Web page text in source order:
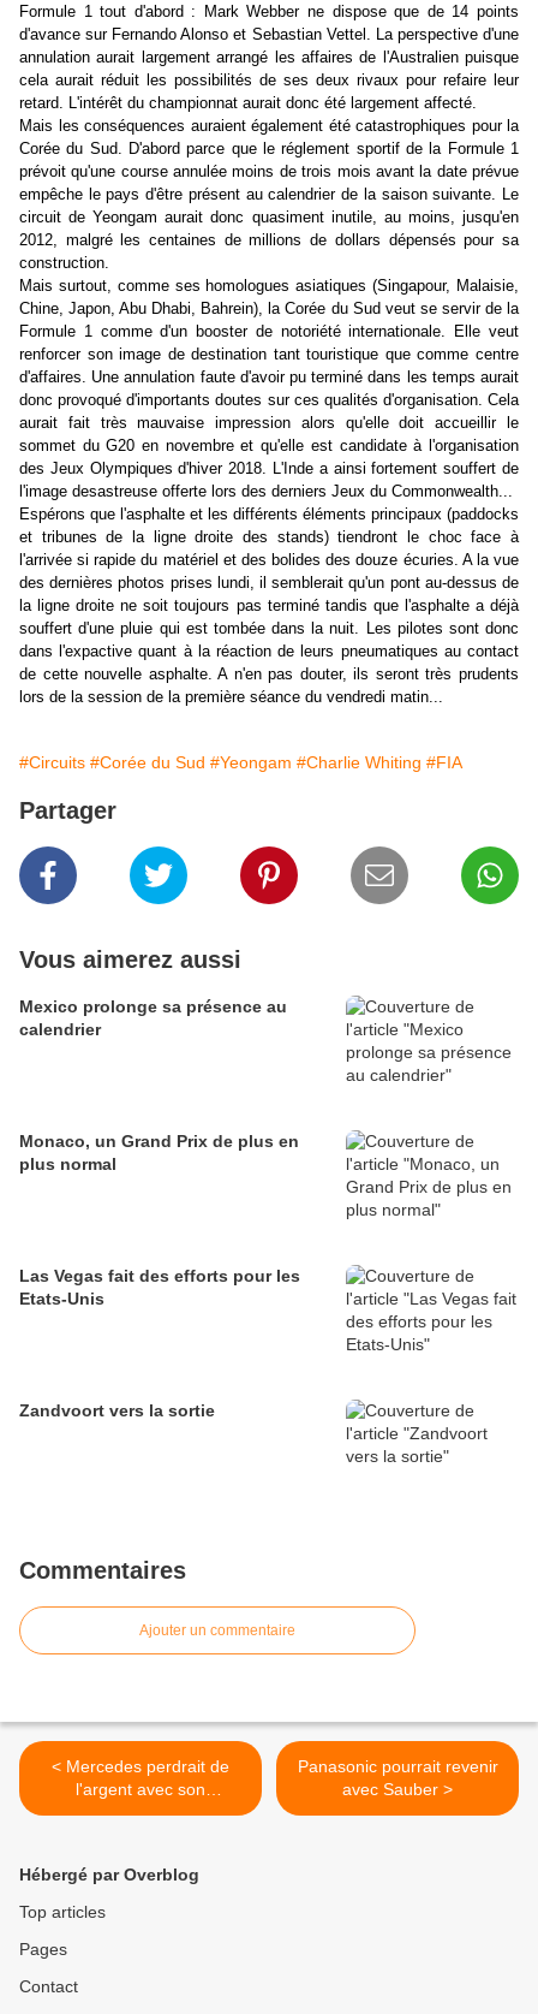
Formule 1 tout d'abord : Mark Webber ne dispose que de 14 points
d'avance sur Fernando Alonso et Sebastian Vettel. La perspective d'une
annulation aurait largement arrangé les affaires de l'Australien puisque
cela aurait réduit les possibilités de ses deux rivaux pour refaire leur
retard. L'intérêt du championnat aurait donc été largement affecté.
Mais les conséquences auraient également été catastrophiques pour la
Corée du Sud. D'abord parce que le réglement sportif de la Formule 1
prévoit qu'une course annulée moins de trois mois avant la date prévue
empêche le pays d'être présent au calendrier de la saison suivante. Le
circuit de Yeongam aurait donc quasiment inutile, au moins, jusqu'en
2012, malgré les centaines de millions de dollars dépensés pour sa
construction.
Mais surtout, comme ses homologues asiatiques (Singapour, Malaisie,
Chine, Japon, Abu Dhabi, Bahrein), la Corée du Sud veut se servir de la
Formule 1 comme d'un booster de notoriété internationale. Elle veut
renforcer son image de destination tant touristique que comme centre
d'affaires. Une annulation faute d'avoir pu terminé dans les temps aurait
donc provoqué d'importants doutes sur ces qualités d'organisation. Cela
aurait fait très mauvaise impression alors qu'elle doit accueillir le
sommet du G20 en novembre et qu'elle est candidate à l'organisation
des Jeux Olympiques d'hiver 2018. L'Inde a ainsi fortement souffert de
l'image desastreuse offerte lors des derniers Jeux du Commonwealth...
Espérons que l'asphalte et les différents éléments principaux (paddocks
et tribunes de la ligne droite des stands) tiendront le choc face à
l'arrivée si rapide du matériel et des bolides des douze écuries. A la vue
des dernières photos prises lundi, il semblerait qu'un pont au-dessus de
la ligne droite ne soit toujours pas terminé tandis que l'asphalte a déjà
souffert d'une pluie qui est tombée dans la nuit. Les pilotes sont donc
dans l'expactive quant à la réaction de leurs pneumatiques au contact
de cette nouvelle asphalte. A n'en pas douter, ils seront très prudents
lors de la session de la première séance du vendredi matin...
#Circuits #Corée du Sud #Yeongam #Charlie Whiting #FIA
Partager
Vous aimerez aussi
Mexico prolonge sa présence au
calendrier
Monaco, un Grand Prix de plus en
plus normal
Las Vegas fait des efforts pour les
Etats-Unis
Zandvoort vers la sortie
Commentaires
Ajouter un commentaire
< Mercedes perdrait de
l'argent avec son
merchandising
Panasonic pourrait revenir
avec Sauber >
Hébergé par Overblog
Top articles
Pages
Contact